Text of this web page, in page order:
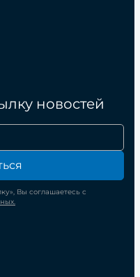
новостей
Вы соглашаетесь с